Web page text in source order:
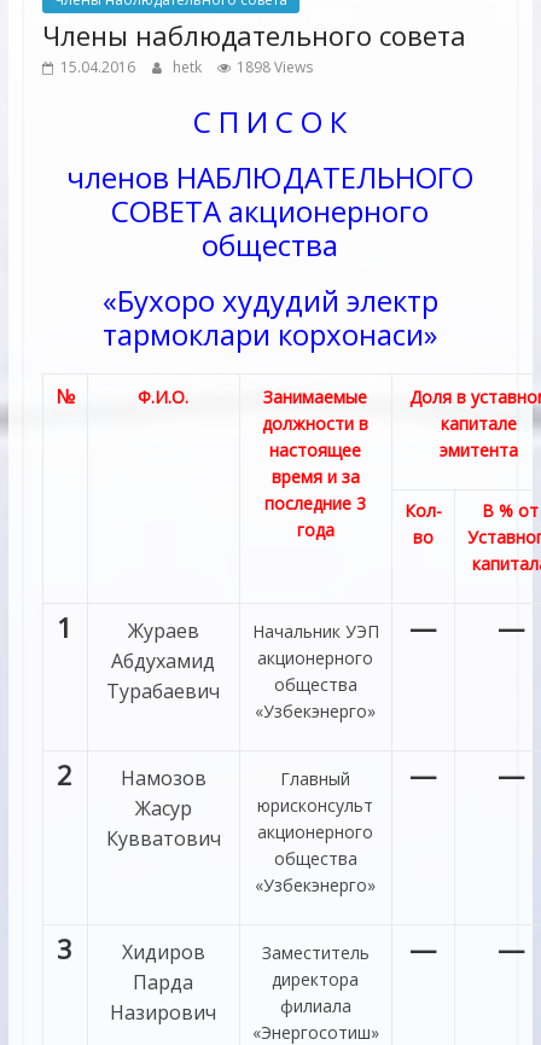
Члены наблюдательного совета
15.04.2016 hetk 1898 Views
С П И С О К
членов НАБЛЮДАТЕЛЬНОГО
СОВЕТА акционерного
общества
«Бухоро худудий электр
тармоклари корхонаси»
№ Ф.И.О.
Занимаемые
должности в
настоящее
время и за
последние 3
года
Доля в
капитале
эмитента
Кол-
во
В % от
1
Жураев
Абдухамид
Турабаевич
Начальник УЭП
акционерного
общества
«Узбекэнерго»
— —
2
Намозов
Жасур
Кувватович
Главный
юрисконсульт
акционерного
общества
«Узбекэнерго»
— —
3
Хидиров
Парда
Назирович
Заместитель
директора
филиала
«Энергосотиш»
— —